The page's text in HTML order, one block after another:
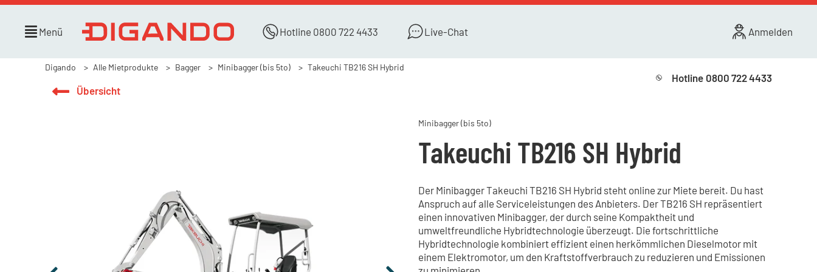
Menü Hotline 0800 722 4433 Live-Chat Anmelden
Digando Alle Mietprodukte Bagger Minibagger (bis 5to) Takeuchi TB216 SH Hybrid
Übersicht
Hotline 0800 722 4433
Minibagger (bis 5to)
Takeuchi TB216 SH Hybrid
Der Minibagger Takeuchi TB216 SH Hybrid steht online zur Miete bereit. Du hast
Anspruch auf alle Serviceleistungen des Anbieters. Der TB216 SH repräsentiert
einen innovativen Minibagger, der durch seine Kompaktheit und
umweltfreundliche Hybridtechnologie überzeugt. Die fortschrittliche
Hybridtechnologie kombiniert effizient einen herkömmlichen Dieselmotor mit
einem Elektromotor, um den Kraftstoffverbrauch zu reduzieren und Emissionen